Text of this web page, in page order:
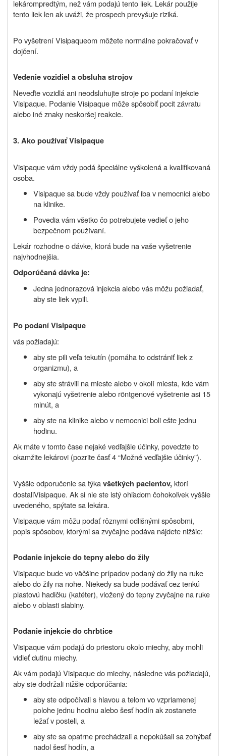
lekárompredtým, než vám podajú tento liek. Lekár použije
tento liek len ak uváži, že prospech prevyšuje riziká.
Po vyšetreníVisipaqueom môžete normálne pokračovať v
dojčení.
Vedenie vozidiel a obsluha strojov
Neveďte vozidlá ani neodsluhujte stroje po podaní injekcie
Visipaque. Podanie Visipaque môže spôsobiť pocit závratu
alebo iné znaky neskoršej reakcie.
3. Ako používaťVisipaque
Visipaque vám vždy podá špeciálne vyškolená a kvalifikovaná
osoba.
Visipaque sa bude vždy používať iba v nemocnici alebo
na klinike.
Povedia vám všetko čo potrebujete vedieť o jeho
bezpečnom používaní.
Lekár rozhodne o dávke, ktorá bude na vaše vyšetrenie
najvhodnejšia.
Odporúčaná dávka je:
Jedna jednorazová injekcia alebo vás môžu požiadať,
aby ste liek vypili.
Po podaní Visipaque
vás požiadajú:
aby ste pili veľa tekutín (pomáha to odstrániť liek z
organizmu), a
aby ste strávili na mieste alebo v okolí miesta, kde vám
vykonajú vyšetrenie alebo röntgenové vyšetrenie asi 15
minút, a
aby ste na klinike alebo v nemocnici boli ešte jednu
hodinu.
Ak máte v tomto čase nejaké vedľajšie účinky, povedzte to
okamžite lekárovi (pozrite časť 4 “Možné vedľajšie účinky”).
Vyššie odporučenie sa týkavšetkých pacientov,ktorí
dostaliVisipaque. Ak si nie ste istý ohľadom čohokoľvek vyššie
uvedeného, spýtate sa lekára.
Visipaque vám môžu podať rôznymi odlišnými spôsobmi,
popis spôsobov, ktorými sa zvyčajne podáva nájdete nižšie:
Podanie injekcie do tepny alebo do žily
Visipaque bude vo väčšine prípadov podaný do žily na ruke
alebo do žily na nohe. Niekedy sa bude podávať cez tenkú
plastovú hadičku (katéter), vložený do tepny zvyčajne na ruke
alebo v oblasti slabiny.
Podanie injekcie do chrbtice
Visipaque vám podajú do priestoru okolo miechy, aby mohli
vidieť dutinu miechy.
Ak vám podajú Visipaque do miechy, následne vás požiadajú,
aby ste dodržali nižšie odporúčania:
aby ste odpočívali s hlavou a telom vo vzpriamenej
polohe jednu hodinu alebo šesť hodín ak zostanete
ležať v posteli, a
aby ste sa opatrne prechádzali a nepokúšali sa zohýbať
nadol šesť hodín, a